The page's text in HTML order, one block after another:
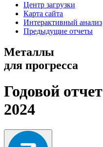
Центр загрузки
Карта сайта
Интерактивный анализ
Предыдущие отчеты
Металлы
для прогресса
Годовой отчет
2024